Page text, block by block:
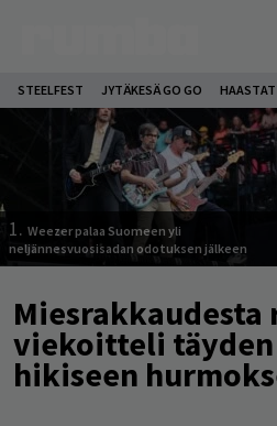
STEELFEST JYTÄKESÄ GO GO
1. Weezer palaa Suomeen yli
neljännesvuosisadan odotuksen jälkeen
Miesrakkaudesta
viekoitteli täyden
hikiseen